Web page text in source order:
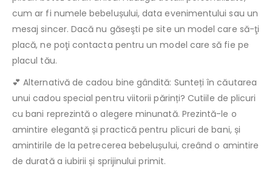
cum ar fi numele bebelușului, data evenimentului sau un
mesaj sincer. Dacă nu găseşti pe site un model care să-ţi
placă, ne poţi contacta pentru un model care să fie pe
placul tău.
💕 Alternativă de cadou bine gândită: Sunteți în căutarea
unui cadou special pentru viitorii părinți? Cutiile de plicuri
cu bani reprezintă o alegere minunată. Prezintă-le o
amintire elegantă și practică pentru plicuri de bani, și
amintirile de la petrecerea bebelușului, creând o amintire
de durată a iubirii și sprijinului primit.